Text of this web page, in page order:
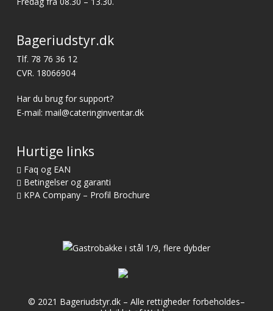
Bageriudstyr.dk
Tlf. 78 76 36 12
CVR. 18066904
Har du brug for support?
E-mail: mail@cateringinventar.dk
Hurtige links
Faq og EAN
Betingelser og garanti
KPA Company – Profil Brochure
© 2021 Bageriudstyr.dk – Alle rettigheder forbeholdes–